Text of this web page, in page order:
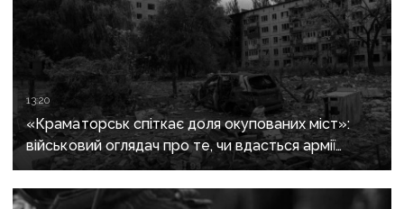
13:20
«Краматорськ спіткає доля окупованих міст»:
військовий оглядач про те, чи вдасться армії
рф захопити останню агломерацію Донеччини до
кінця 2026 року